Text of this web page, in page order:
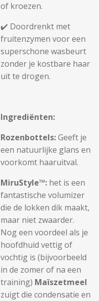
of kroezen.
✔️ Doordrenkt met
fruitenzymen voor een
superschone wasbeurt
zonder je kostbare haar
uit te drogen.
Ingrediënten:
Rozenbottels:Geeft je
een natuurlijke glans en
voorkomt haaruitval.
MiruStyle™: het is een
fantastische volumizer
die de lokken dik maakt,
maar niet zwaarder.
Nog een voordeel als je
hoofdhuid vettig of
vochtig is (bijvoorbeeld
in de zomer of na een
training) Maïszetmeel
zuigt die condensatie en